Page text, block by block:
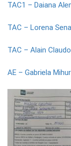
TAC1 – Daiana
TAC – Lorena
TAC – Alain
AE – Gabriela